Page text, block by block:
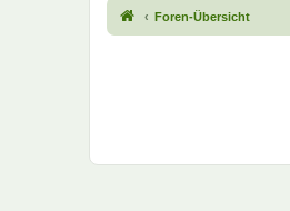
Foren-Übersicht